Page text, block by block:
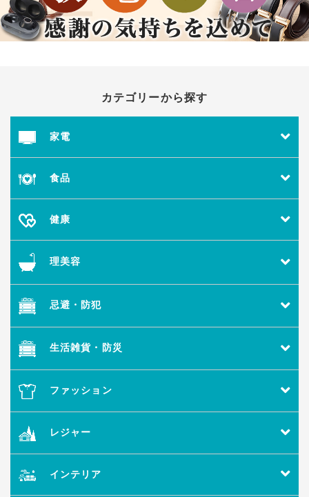
カテゴリーから探す
家電
食品
健康
理美容
忌避・防犯
生活雑貨・防災
ファッション
レジャー
インテリア